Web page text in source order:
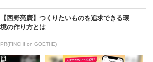
【西野亮廣】つくりたいものを追求できる環
境の作り方とは
PR(FINCHI on GOETHE)